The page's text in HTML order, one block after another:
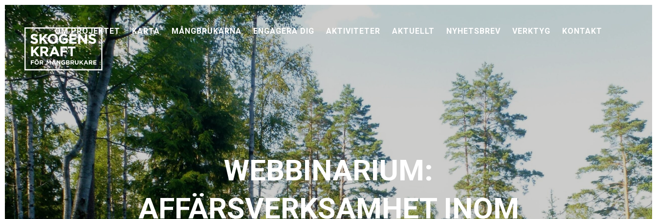
OM PROJEKTET KARTA MÅNGBRUKARNA ENGAGERA DIG AKTIVITETER AKTUELLT NYHETSBREV VERKTYG KONTAKT
WEBBINARIUM:
AFFÄRSVERKSAMHET INOM